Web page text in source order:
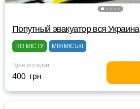
Попутный эвакуатор вся Украина
ПО МІСТУ МІЖМІСЬКІ
Ціна посадки
400 грн